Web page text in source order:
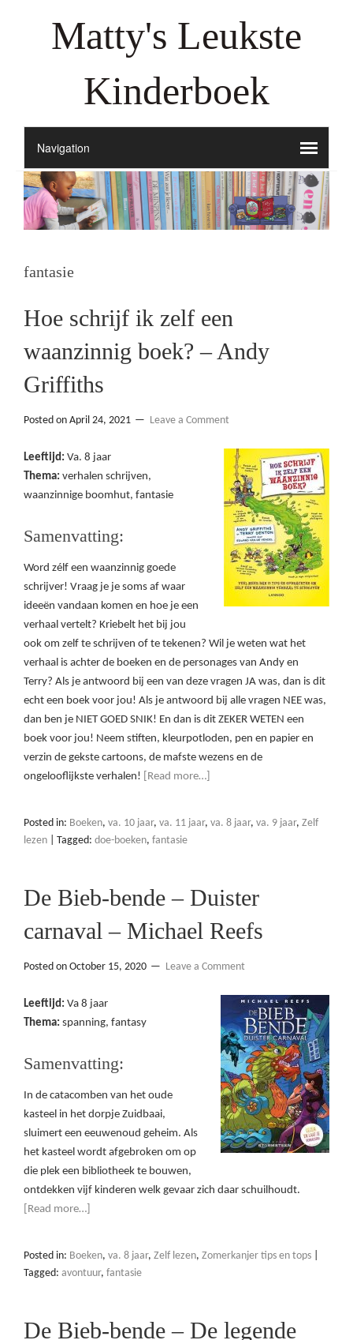
Matty's Leukste
Kinderboek
fantasie
Hoe schrijf ik zelf een
waanzinnig boek? – Andy
Griffiths
Posted on April 24, 2021 Leave a Comment
Leeftijd: Va. 8 jaar
Thema: verhalen schrijven,
waanzinnige boomhut, fantasie
Samenvatting:
Word zélf een waanzinnig goede
schrijver! Vraag je je soms af waar
ideeën vandaan komen en hoe je een
verhaal vertelt? Kriebelt het bij jou
ook om zelf te schrijven of te tekenen? Wil je weten wat het
verhaal is achter de boeken en de personages van Andy en
Terry? Als je antwoord bij een van deze vragen JA was, dan is dit
echt een boek voor jou! Als je antwoord bij alle vragen NEE was,
dan ben je NIET GOED SNIK! En dan is dit ZEKER WETEN een
boek voor jou! Neem stiften, kleurpotloden, pen en papier en
verzin de gekste cartoons, de mafste wezens en de
ongelooflijkste verhalen!
[Read more…]
Posted in: Boeken, va. 10 jaar, va. 11 jaar, va. 8 jaar, va. 9 jaar, Zelf
lezen
Tagged: doe-boeken, fantasie
De Bieb-bende – Duister
carnaval – Michael Reefs
Posted on October 15, 2020 Leave a Comment
Leeftijd: Va 8 jaar
Thema: spanning, fantasy
Samenvatting:
In de catacomben van het oude
kasteel in het dorpje Zuidbaai,
sluimert een eeuwenoud geheim. Als
het kasteel wordt afgebroken om op
die plek een bibliotheek te bouwen,
ontdekken vijf kinderen welk gevaar zich daar schuilhoudt.
[Read more…]
Posted in: Boeken, va. 8 jaar, Zelf lezen, Zomerkanjer tips en tops
Tagged: avontuur, fantasie
De Bieb-bende – De legende